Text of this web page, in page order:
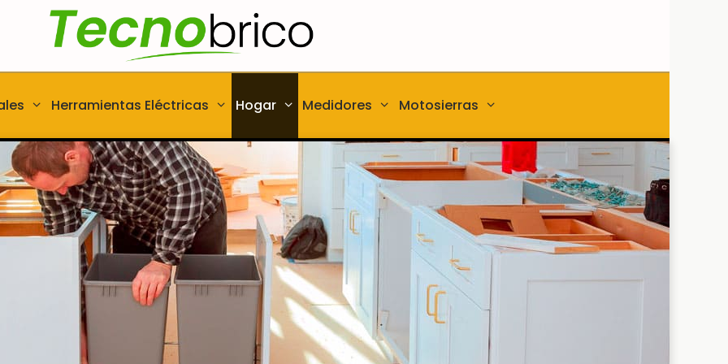
Herramientas Eléctricas Hogar Medidores Motosierras